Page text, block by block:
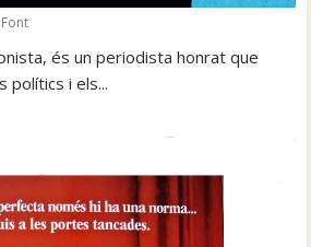
és un periodista honrat que
polítics i els...